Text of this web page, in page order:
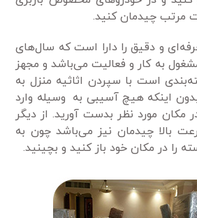
مرتب چیدمان کنید.
و دقیق را دارا است که سال‌های
به کار و فعالیت می‌باشد و مجهز
است با سپردن اثاثیه منزل به
بدون اینکه هیچ آسیبی به وسیله وارد
مورد نظر بدست آورید. از دیگر
بالا چیدمان نیز می‌باشد چون به
را در مکان خود باز کنید و بچینید.